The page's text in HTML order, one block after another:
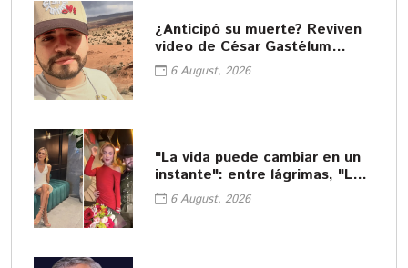
¿Anticipó su muerte? Reviven
video de César Gastélum
donde interpreta a hombre
que muere asesinado
6 August, 2026
"La vida puede cambiar en un
instante": entre lágrimas, "La
Beba" se despide de César
Gastélum
6 August, 2026